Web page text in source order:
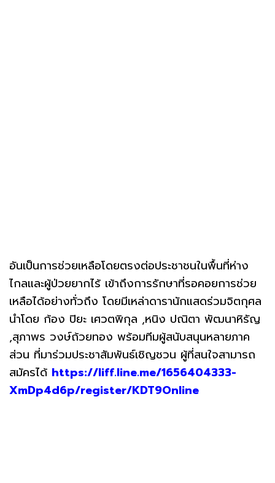
อันเป็นการช่วยเหลือโดยตรงต่อประชาชนในพื้นที่ห่าง
ไกลและผู้ป่วยยากไร้ เข้าถึงการรักษาที่รอคอยการช่วย
เหลือได้อย่างทั่วถึง โดยมีเหล่าดารานักแสดร่วมจิตกุศล
นำโดย ก้อง ปิยะ เศวตพิกุล ,หนิง ปณิตา พัฒนาหิรัญ
,สุภาพร วงษ์ถ้วยทอง พร้อมทีมผู้สนับสนุนหลายภาค
ส่วน ที่มาร่วมประชาสัมพันธ์เชิญชวน ผู้ที่สนใจสามารถ
สมัครได้ https://liff.line.me/1656404333-
XmDp4d6p/register/KDT9Online